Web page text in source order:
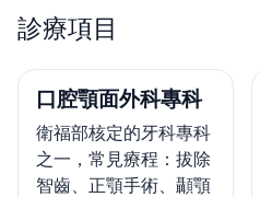
診療項目
口腔顎面外科專科
衛福部核定的牙科專科
之一，常見療程：拔除
智齒、正顎手術、顳顎